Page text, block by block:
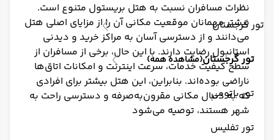
تور گرجستان
تور گرجستان(مشاهده همه)
تور باتومی
تور تفلیس
نظرات مسافران نسبت به هتل بریستول متنوع است.
بیشتر مهمانان موقعیت مکانی آن را از مزایای اصلی هتل
می‌دانند و از دسترسی آسان به مراکز خرید و دیدنی
استانبول رضایت دارند. با این حال، برخی از مسافران از
سطح کیفیت خدمات، سرعت اینترنت و امکانات اتاق‌ها
ناراضی بوده‌اند. بنابراین، این هتل بیشتر برای افرادی
که به دنبال مکانی مقرون‌به‌صرفه و دسترسی راحت به
شهر هستند، توصیه می‌شود​